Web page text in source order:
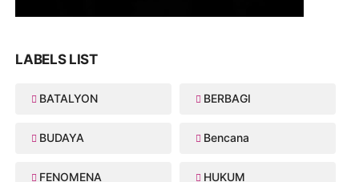
LABELS LIST
BATALYON BERBAGI
BUDAYA Bencana
FENOMENA HUKUM